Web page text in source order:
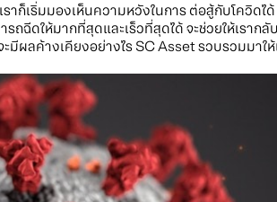
ก็เริ่มมองเห็นความหวังในการ ต่อสู้กับโควิดไ
ถฉีดให้มากที่สุดและเร็วที่สุดได้ จะช่วยให้เราก
ะมีผลค้างเคียงอย่างไร SC Asset รวบรวมมาใ